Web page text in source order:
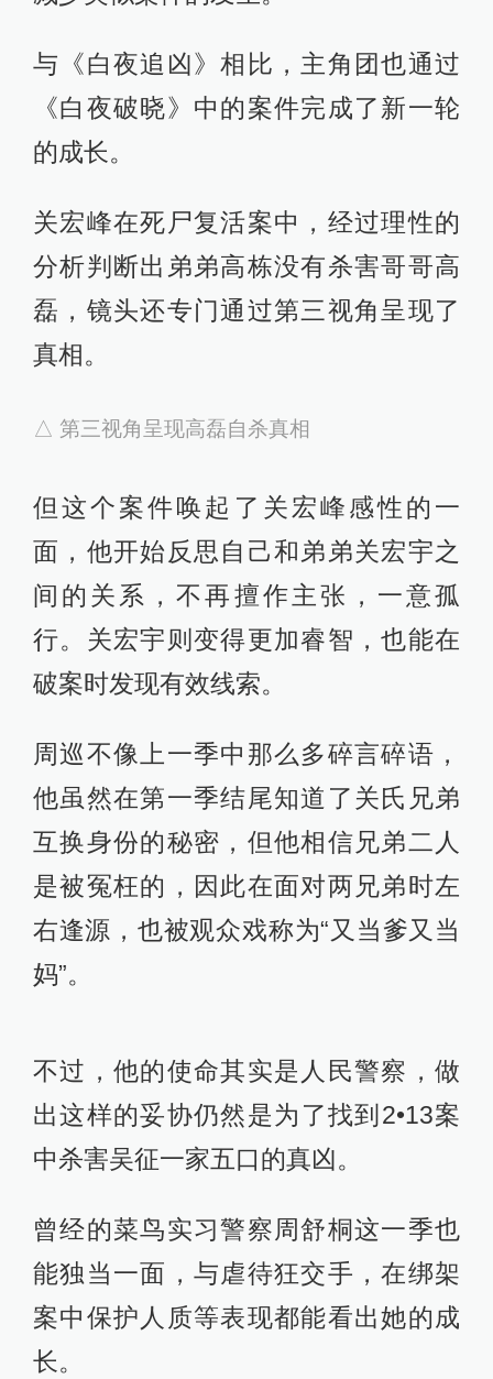
非所有的凶杀案都是高智商犯罪，比
如拐卖儿童案和四月连环杀手案都触
及到了新闻中的社会议题。
锁定犯罪嫌疑人线索，却遭到了讹
诈，关宏宇被带到小房间仙人跳这些
细节都取材于刘英剑真实的生活经
历。
△ 周舒桐查案过程中被仙人跳
刘英剑希望通过在剧集里呈现这些案
件，让更多人关注到这些乱象，从而
减少类似案件的发生。
与《白夜追凶》相比，主角团也通过
《白夜破晓》中的案件完成了新一轮
的成长。
关宏峰在死尸复活案中，经过理性的
分析判断出弟弟高栋没有杀害哥哥高
磊，镜头还专门通过第三视角呈现了
但这个案件唤起了关宏峰感性的一
面，他开始反思自己和弟弟关宏宇之
行。关宏宇则变得更加睿智，也能在
破案时发现有效线索。
周巡不像上一季中那么多碎言碎语，